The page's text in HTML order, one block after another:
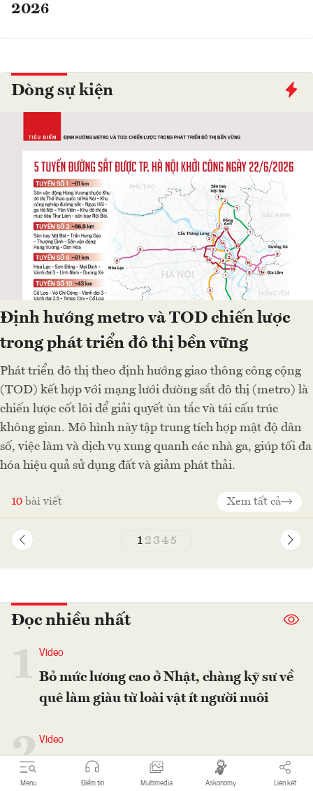
Menu Điểm tin Multimedia Askonomy Liên kết
Dòng sự kiện
Định hướng metro và TOD chiến lược
trong phát triển đô thị bền vững
Phát triển đô thị theo định hướng giao thông công cộng
(TOD) kết hợp với mạng lưới đường sắt đô thị (metro) là
chiến lược cốt lõi để giải quyết ùn tắc và tái cấu trúc
không gian. Mô hình này tập trung tích hợp mật độ dân
số, việc làm và dịch vụ xung quanh các nhà ga, giúp tối đa
hóa hiệu quả sử dụng đất và giảm phát thải.
10 bài viết Xem tất cả
1 23 45
2026
Đọc nhiều nhất
Video
Bỏ mức lương cao ở Nhật, chàng kỹ sư về
quê làm giàu từ loài vật ít người nuôi
2Video
Giải pháp kiềm chế lạm phát, ổn định
kinh tế vĩ mô 5 tháng cuối năm